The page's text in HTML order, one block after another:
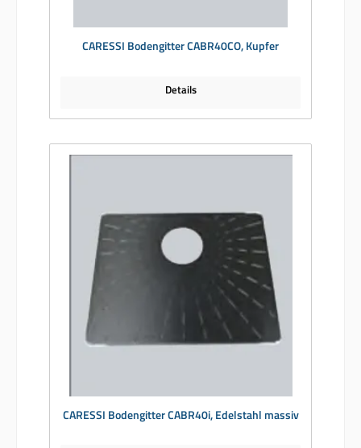
CARESSI Bodengitter CABR40CO, Kupfer
Details
CARESSI Bodengitter CABR40i, Edelstahl massiv